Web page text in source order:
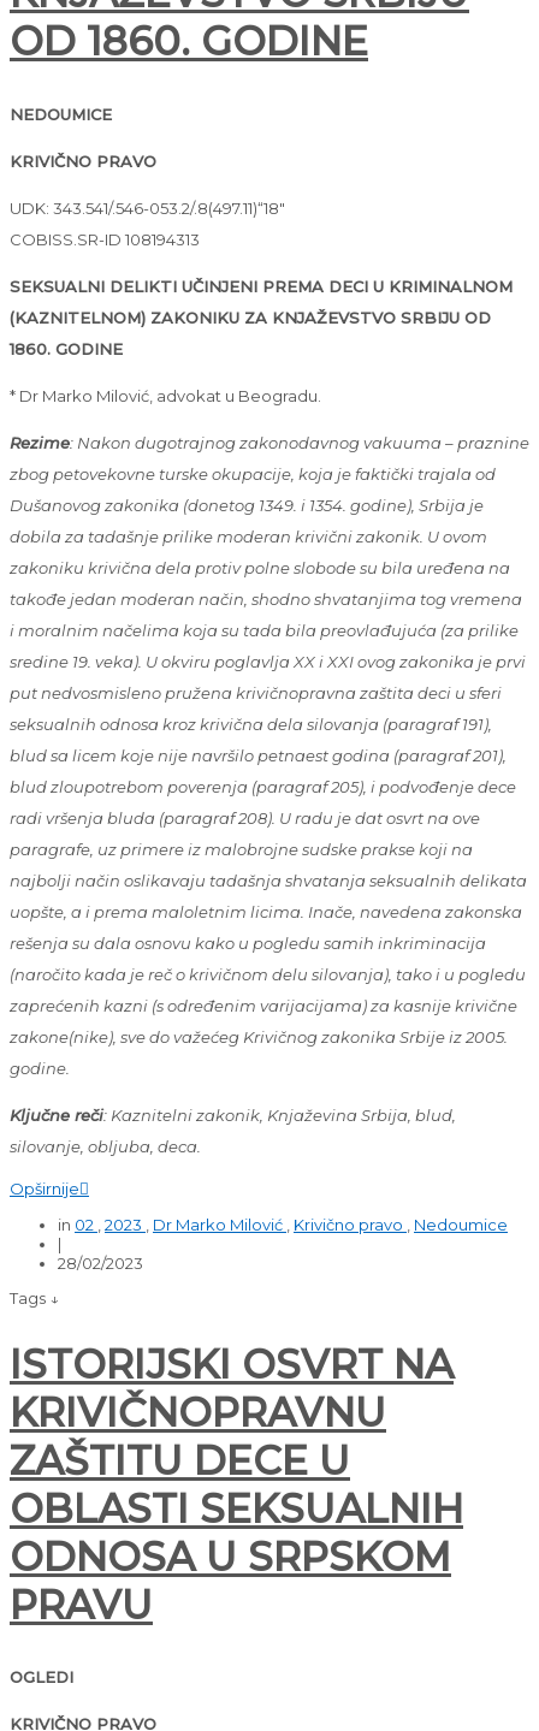
OD 1860. GODINE
NEDOUMICE
KRIVIČNO PRAVO
UDK: 343.541/.546-053.2/.8(497.11)“18″
COBISS.SR-ID 108194313
SEKSUALNI DELIKTI UČINJENI PREMA DECI U KRIMINALNOM
(KAZNITELNOM) ZAKONIKU ZA KNJAŽEVSTVO SRBIJU OD
1860. GODINE
* Dr Marko Milović, advokat u Beogradu.
Rezime: Nakon dugotrajnog zakonodavnog vakuuma – praznine
zbog petovekovne turske okupacije, koja je faktički trajala od
Dušanovog zakonika (donetog 1349. i 1354. godine), Srbija je
dobila za tadašnje prilike moderan krivični zakonik. U ovom
zakoniku krivična dela protiv polne slobode su bila uređena na
takođe jedan moderan način, shodno shvatanjima tog vremena
i moralnim načelima koja su tada bila preovlađujuća (za prilike
sredine 19. veka). U okviru poglavlja XX i XXI ovog zakonika je prvi
put nedvosmisleno pružena krivičnopravna zaštita deci u sferi
seksualnih odnosa kroz krivična dela silovanja (paragraf 191),
blud sa licem koje nije navršilo petnaest godina (paragraf 201),
blud zloupotrebom poverenja (paragraf 205), i podvođenje dece
radi vršenja bluda (paragraf 208). U radu je dat osvrt na ove
paragrafe, uz primere iz malobrojne sudske prakse koji na
najbolji način oslikavaju tadašnja shvatanja seksualnih delikata
uopšte, a i prema maloletnim licima. Inače, navedena zakonska
rešenja su dala osnovu kako u pogledu samih inkriminacija
(naročito kada je reč o krivičnom delu silovanja), tako i u pogledu
zaprećenih kazni (s određenim varijacijama) za kasnije krivične
zakone(nike), sve do važećeg Krivičnog zakonika Srbije iz 2005.
godine.
Ključne reči: Kaznitelni zakonik, Knjaževina Srbija, blud,
silovanje, obljuba, deca.
Opširnije
in 02 2023 Dr Marko Milović Krivično pravo
Nedoumice
|
28/02/2023
Tags ↓
ISTORIJSKI OSVRT NA
KRIVIČNOPRAVNU
ZAŠTITU DECE U
OBLASTI SEKSUALNIH
ODNOSA U SRPSKOM
PRAVU
OGLEDI
KRIVIČNO PRAVO